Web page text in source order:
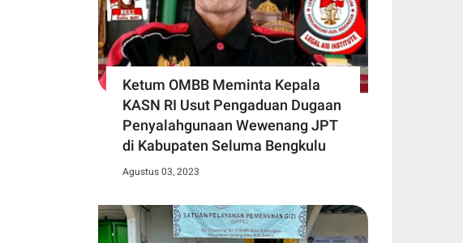
Ketum OMBB Meminta Kepala
KASN RI Usut Pengaduan Dugaan
Penyalahgunaan Wewenang JPT
di Kabupaten Seluma Bengkulu
Agustus 03, 2023